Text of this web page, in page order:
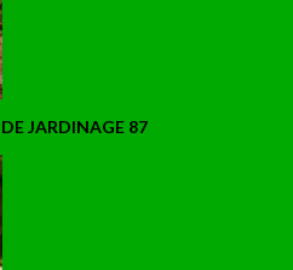
JARDINAGE 87